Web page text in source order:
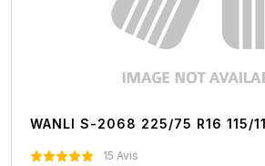
WANLI S-2068 225/75 R16 115/
15 Avis